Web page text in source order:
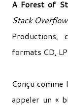
A Forest of
Stack
Productions,
formats CD,
Conçu comme
appeler un «